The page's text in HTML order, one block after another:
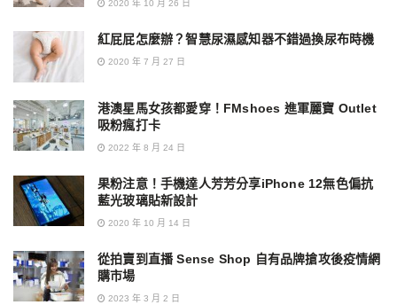
2020 年 10 月 26 日
紅屁屁怎麼辦？智慧尿濕感知器不錯過換尿布時機
2020 年 7 月 27 日
港澳星馬女孩都愛穿！FMshoes 進軍麗寶 Outlet
吸粉瘋打卡
2022 年 8 月 24 日
果粉注意！手機達人芳芳分享iPhone 12無色偏抗
藍光玻璃貼新設計
2020 年 10 月 14 日
從拍賣到直播 Sense Shop 自有品牌搶攻後疫情網
購市場
2023 年 3 月 2 日